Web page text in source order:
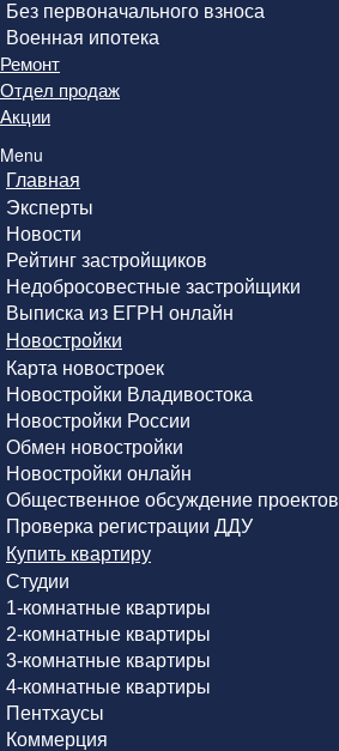
Без первоначального взноса
Военная ипотека
Ремонт
Отдел продаж
Акции
Menu
Главная
Эксперты
Новости
Рейтинг застройщиков
Недобросовестные застройщики
Выписка из ЕГРН онлайн
Новостройки
Карта новостроек
Новостройки Владивостока
Новостройки России
Обмен новостройки
Новостройки онлайн
Общественное обсуждение проектов
Проверка регистрации ДДУ
Купить квартиру
Студии
1-комнатные квартиры
2-комнатные квартиры
3-комнатные квартиры
4-комнатные квартиры
Пентхаусы
Коммерция